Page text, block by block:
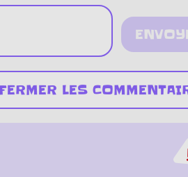
FERMER LES